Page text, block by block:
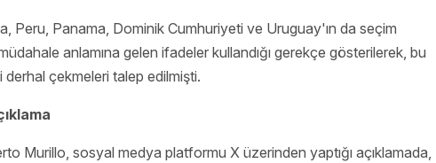
Peru, Panama, Dominik Cumhuriyeti ve Uruguay'ın da seçim
anlamına gelen ifadeler kullandığı gerekçe gösterilerek, bu
çekmeleri talep edilmişti.
Murillo, sosyal medya platformu X üzerinden yaptığı açıklamada,